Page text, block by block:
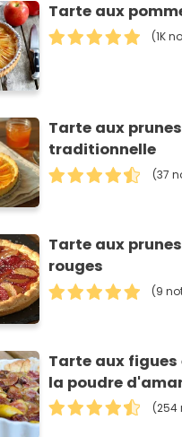
Tarte aux
(1K
Tarte aux prunes
traditionnelle
(37
Tarte aux prunes
rouges
(9
Tarte aux figues
la poudre
(254